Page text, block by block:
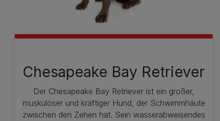
Chesapeake Bay Retriever
Der Chesapeake Bay Retriever ist ein großer,
muskulöser und kräftiger Hund, der Schwimmhäute
zwischen den Zehen hat. Sein wasserabweisendes